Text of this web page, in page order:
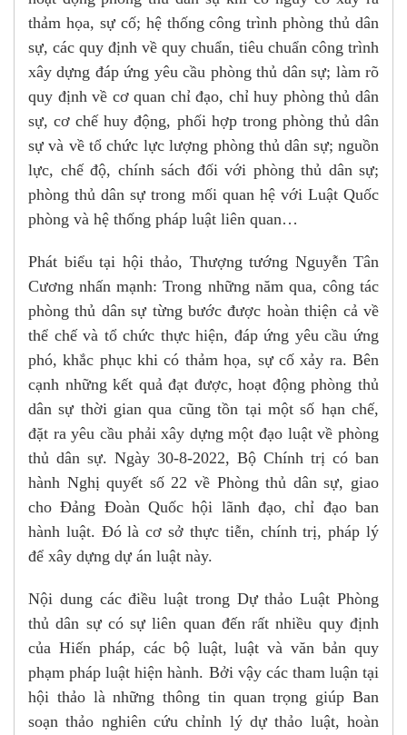
thảm họa, sự cố; hệ thống công trình phòng thủ dân
sự, các quy định về quy chuẩn, tiêu chuẩn công trình
xây dựng đáp ứng yêu cầu phòng thủ dân sự; làm rõ
quy định về cơ quan chỉ đạo, chỉ huy phòng thủ dân
sự, cơ chế huy động, phối hợp trong phòng thủ dân
sự và về tổ chức lực lượng phòng thủ dân sự; nguồn
lực, chế độ, chính sách đối với phòng thủ dân sự;
phòng thủ dân sự trong mối quan hệ với Luật Quốc
phòng và hệ thống pháp luật liên quan…
Phát biểu tại hội thảo, Thượng tướng Nguyễn Tân
Cương nhấn mạnh: Trong những năm qua, công tác
phòng thủ dân sự từng bước được hoàn thiện cả về
thể chế và tổ chức thực hiện, đáp ứng yêu cầu ứng
phó, khắc phục khi có thảm họa, sự cố xảy ra. Bên
cạnh những kết quả đạt được, hoạt động phòng thủ
dân sự thời gian qua cũng tồn tại một số hạn chế,
đặt ra yêu cầu phải xây dựng một đạo luật về phòng
thủ dân sự. Ngày 30-8-2022, Bộ Chính trị có ban
hành Nghị quyết số 22 về Phòng thủ dân sự, giao
cho Đảng Đoàn Quốc hội lãnh đạo, chỉ đạo ban
hành luật. Đó là cơ sở thực tiễn, chính trị, pháp lý
để xây dựng dự án luật này.
Nội dung các điều luật trong Dự thảo Luật Phòng
thủ dân sự có sự liên quan đến rất nhiều quy định
của Hiến pháp, các bộ luật, luật và văn bản quy
phạm pháp luật hiện hành. Bởi vậy các tham luận tại
hội thảo là những thông tin quan trọng giúp Ban
soạn thảo nghiên cứu chỉnh lý dự thảo luật, hoàn